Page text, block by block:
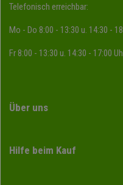
Telefonisch erreichbar:
Mo - Do 8:00 - 13:30 u. 14:30 -
Fr 8:00 - 13:30 u. 14:30 - 17:00
Über uns
Hilfe beim Kauf